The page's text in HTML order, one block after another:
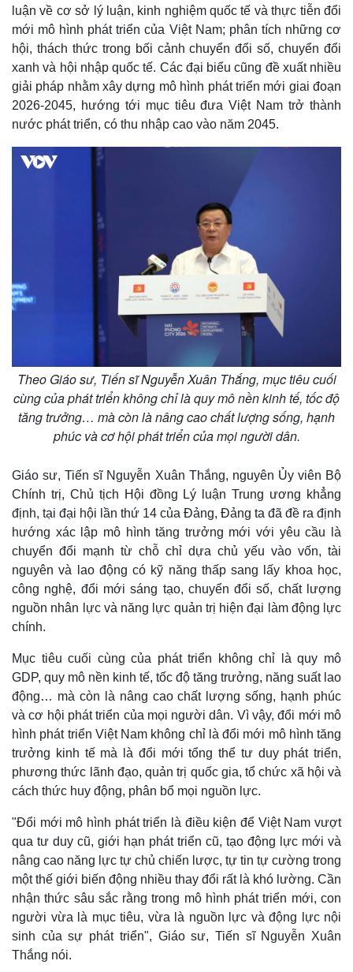
Kinh tế
Bất động sản
Khởi nghiệp
Thị trường
Giá vàng
Tiêu dùng
Tỷ giá
Chứng khoán
luận về cơ sở lý luận, kinh nghiệm quốc tế và thực tiễn đổi
mới mô hình phát triển của Việt Nam; phân tích những cơ
hội, thách thức trong bối cảnh chuyển đổi số, chuyển đổi
xanh và hội nhập quốc tế. Các đại biểu cũng đề xuất nhiều
giải pháp nhằm xây dựng mô hình phát triển mới giai đoạn
2026-2045, hướng tới mục tiêu đưa Việt Nam trở thành
nước phát triển, có thu nhập cao vào năm 2045.
Theo Giáo sư, Tiến sĩ Nguyễn Xuân Thắng, mục tiêu cuối
cùng của phát triển không chỉ là quy mô nền kinh tế, tốc độ
tăng trưởng… mà còn là nâng cao chất lượng sống, hạnh
phúc và cơ hội phát triển của mọi người dân.
Giáo sư, Tiến sĩ Nguyễn Xuân Thắng, nguyên Ủy viên Bộ
Chính trị, Chủ tịch Hội đồng Lý luận Trung ương khẳng
định, tại đại hội lần thứ 14 của Đảng, Đảng ta đã đề ra định
hướng xác lập mô hình tăng trưởng mới với yêu cầu là
chuyển đổi mạnh từ chỗ chỉ dựa chủ yếu vào vốn, tài
nguyên và lao động có kỹ năng thấp sang lấy khoa học,
công nghệ, đổi mới sáng tạo, chuyển đổi số, chất lượng
nguồn nhân lực và năng lực quản trị hiện đại làm động lực
chính.
Mục tiêu cuối cùng của phát triển không chỉ là quy mô
GDP, quy mô nền kinh tế, tốc độ tăng trưởng, năng suất lao
động… mà còn là nâng cao chất lượng sống, hạnh phúc
và cơ hội phát triển của mọi người dân. Vì vậy, đổi mới mô
hình phát triển Việt Nam không chỉ là đổi mới mô hình tăng
trưởng kinh tế mà là đổi mới tổng thể tư duy phát triển,
phương thức lãnh đạo, quản trị quốc gia, tổ chức xã hội và
cách thức huy động, phân bổ mọi nguồn lực.
"Đổi mới mô hình phát triển là điều kiện để Việt Nam vượt
qua tư duy cũ, giới hạn phát triển cũ, tạo động lực mới và
nâng cao năng lực tự chủ chiến lược, tự tin tự cường trong
một thế giới biến động nhiều thay đổi rất là khó lường. Cần
nhận thức sâu sắc rằng trong mô hình phát triển mới, con
người vừa là mục tiêu, vừa là nguồn lực và động lực nội
sinh của sự phát triển", Giáo sư, Tiến sĩ Nguyễn Xuân
Thắng nói.